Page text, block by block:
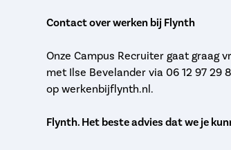
Contact over werken bij Flynth
Onze Campus Recruiter gaat graag
met Ilse Bevelander via 06 12 97 29
op werkenbijflynth.nl.
Flynth. Het beste advies dat we je